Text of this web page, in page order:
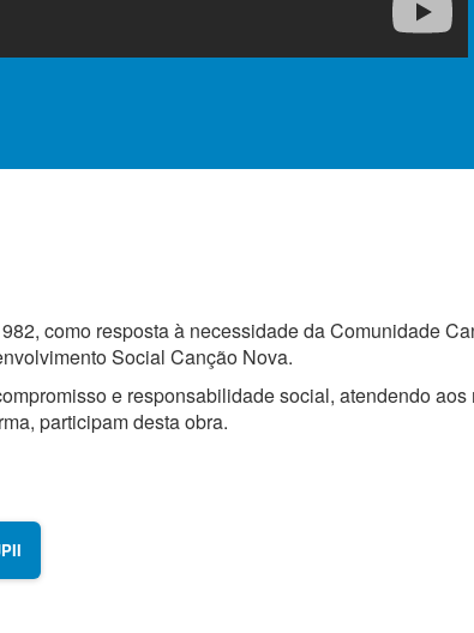
como resposta à necessidade da Comunidade
Social Canção Nova.
e responsabilidade social, atendendo aos
participam desta obra.